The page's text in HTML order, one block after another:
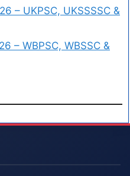
– UKPSC, UKSSSSC &
– WBPSC, WBSSC &